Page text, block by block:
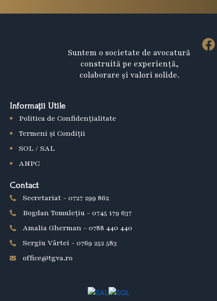
Suntem o societate de avocatură
construită pe experiență,
colaborare și valori solide.
F
Informații Utile
Politica de Confidențialitate
Termeni și Condiții
SOL / SAL
ANPC
Contact
Secretariat - 0727 299 862
Bogdan Tomulețiu - 0745 179 637
Amalia Gherman - 0788 440 440
Sergiu Vârtei - 0769 252 583
office@tgva.ro